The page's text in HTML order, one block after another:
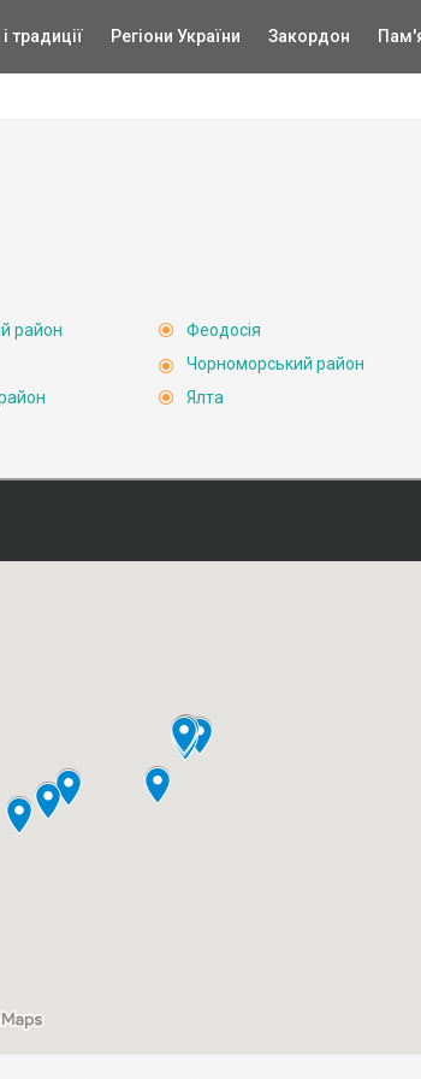
і традиції Регіони України Закордон
район
Феодосія
Чорноморський район
Ялта